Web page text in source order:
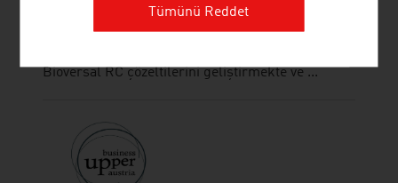
hizmetleri ve pazarlanması konusunda yetkilidir.
"BIOVERSAL® markasıyla biyolojik yüksek
Bioversal RC çözeltilerini geliştirmekte ve ...
Tümünü Reddet